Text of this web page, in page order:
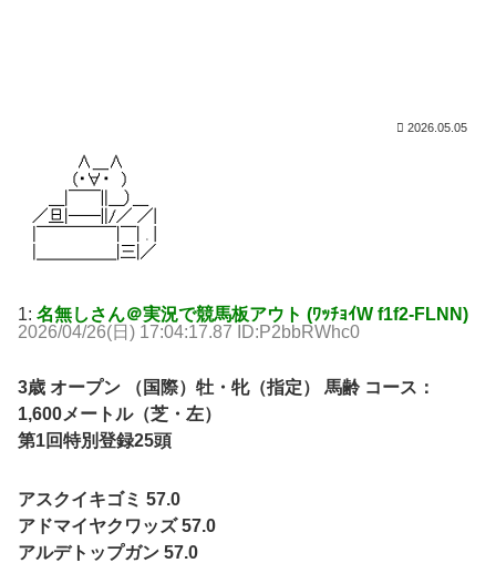
2026.05.05
1: 名無しさん＠実況で競馬板アウト (ﾜｯﾁｮｲW f1f2-FLNN)
2026/04/26(日) 17:04:17.87 ID:P2bbRWhc0
3歳 オープン （国際）牡・牝（指定） 馬齢 コース：
1,600メートル（芝・左）
第1回特別登録25頭
アスクイキゴミ 57.0
アドマイヤクワッズ 57.0
アルデトップガン 57.0